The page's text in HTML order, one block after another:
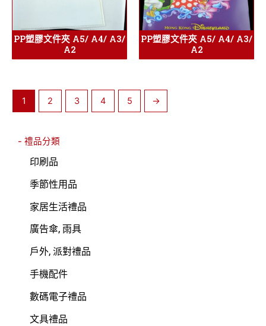
- 禮品分類
印刷品
季節性用品
家居生活禮品
廣告傘, 雨具
戶外, 派對禮品
手機配件
數碼電子禮品
文具禮品
PP塑膠文件夾 A5/ A4/ A3/
A2
PP塑膠文件夾 A5/ A4/ A3/
A2
1 2 3 4 5 →